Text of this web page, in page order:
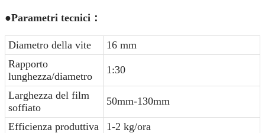
●Parametri tecnici ：
Diametro della vite
16 mm
Rapporto
lunghezza/diametro
1:30
Larghezza del film
soffiato
50mm-130mm
Efficienza produttiva 1-2 kg/ora